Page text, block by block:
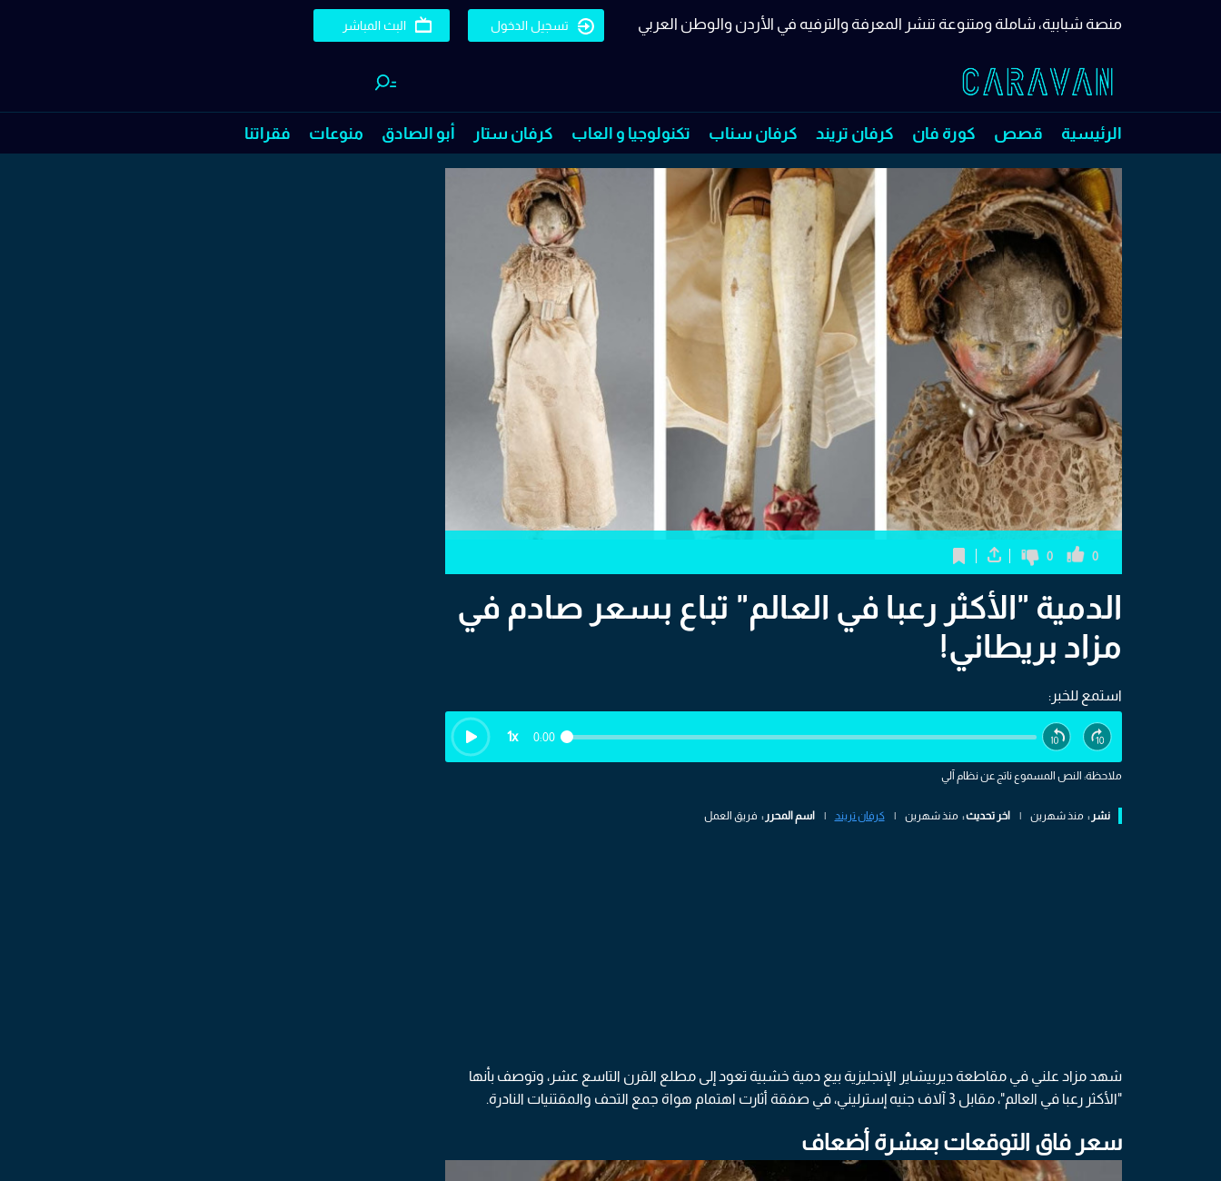
منصة شبابية، شاملة ومتنوعة تنشر المعرفة والترفيه في الأردن والوطن العربي تسجيل الدخول البث المباشر
الرئيسية قصص كورة فان كرفان تريند كرفان سناب تكنولوجيا و العاب كرفان ستار أبو الصادق منوعات فقراتنا
0
0
الدمية "الأكثر رعبا في العالم" تباع بسعر صادم في
مزاد بريطاني!
استمع للخبر:
0:00
1x
ملاحظة: النص المسموع ناتج عن نظام آلي
نشر : منذ شهرين | اخر تحديث : منذ شهرين | كرفان تريند | اسم المحرر : فريق العمل
شهد مزاد علني في مقاطعة ديربيشاير الإنجليزية بيع دمية خشبية تعود إلى مطلع القرن التاسع عشر، وتوصف بأنها
"الأكثر رعبا في العالم"، مقابل 3 آلاف جنيه إسترليني، في صفقة أثارت اهتمام هواة جمع التحف والمقتنيات النادرة.
سعر فاق التوقعات بعشرة أضعاف